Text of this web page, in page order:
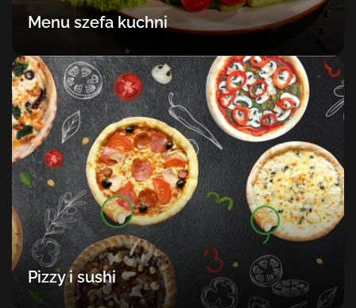
Menu szefa kuchni
Pizzy i sushi